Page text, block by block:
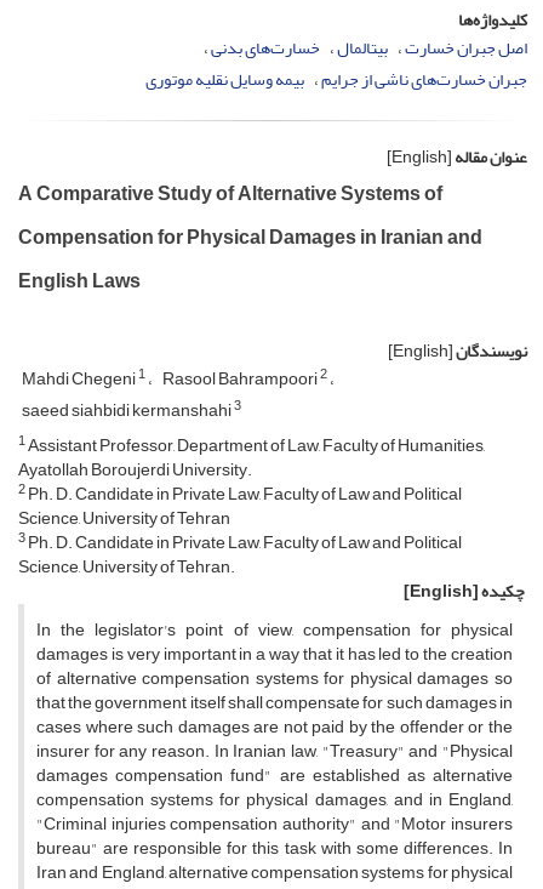
کلیدواژه‌ها
اصل جبران خسارت بیت‎المال
خسارت‌های بدنی
جبران خسارت‌های ناشی از جرایم بیمه‌ وسایل نقلیه موتوری
عنوان مقاله[English]
A Comparative Study of Alternative Systems of
Compensation for Physical Damages in Iranian and
English Laws
نویسندگان[English]
Mahdi Chegeni1 Rasool Bahrampoori2
saeed siahbidi kermanshahi3
1Assistant Professor, Department of Law, Faculty of Humanities,
Ayatollah Boroujerdi University.
2Ph. D. Candidate in Private Law, Faculty of Law and Political
Science, University of Tehran
3Ph. D. Candidate in Private Law, Faculty of Law and Political
Science, University of Tehran.
چکیده[English]
In the legislator's point of view, compensation for physical
damages is very important in a way that it has led to the creation
of alternative compensation systems for physical damages so
that the government itself shall compensate for such damages in
cases where such damages are not paid by the offender or the
insurer for any reason. In Iranian law, "Treasury" and "Physical
damages compensation fund" are established as alternative
compensation systems for physical damages, and in England,
"Criminal injuries compensation authority" and "Motor insurers
bureau" are responsible for this task with some differences. In
Iran and England, alternative compensation systems for physical